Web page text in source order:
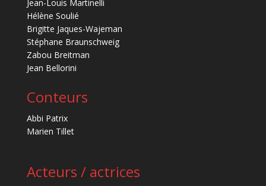
Jean-Louis Martinelli
Hélène Soulié
Brigitte Jaques-Wajeman
Stéphane Braunschweig
Zabou Breitman
Jean Bellorini
Conteurs
Abbi Patrix
Marien Tillet
Acteurs / actrices